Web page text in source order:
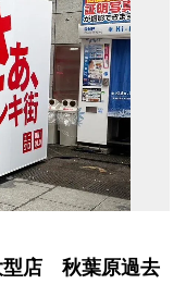
型店 秋葉原過去